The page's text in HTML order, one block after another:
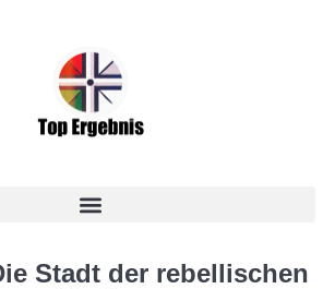
Stadt der rebellischen